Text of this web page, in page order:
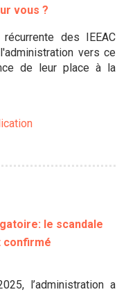
vous ?
récurrente des IEEAC
vers ce
de leur place à la
le scandale
confirmé
l’administration a